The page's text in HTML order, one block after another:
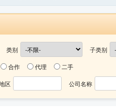
类别 子类别
合作 代理 二手
区 公司名称